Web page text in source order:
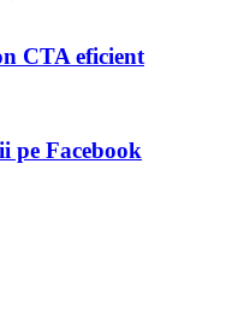
CTA eficient
pe Facebook